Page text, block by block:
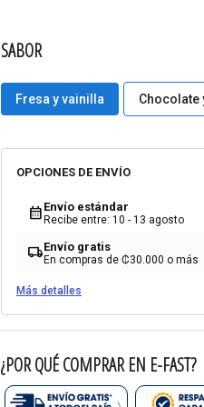
SABOR
Fresa y vainilla Chocolate
OPCIONES DE ENVÍO
calendar_month Envío estándar
Recibe entre: 10 - 13 agosto
local_shippingEnvío gratis
En compras de ₡30.000 o más
Más detalles
¿POR QUÉ COMPRAR EN E-FAST?